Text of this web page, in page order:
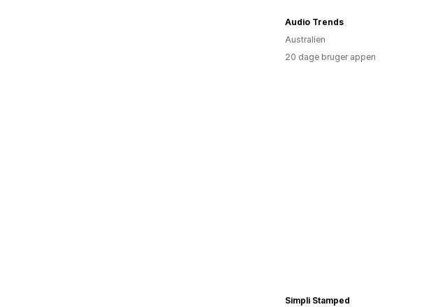
Audio Trends
Australien
20 dage bruger appen
Simpli Stamped